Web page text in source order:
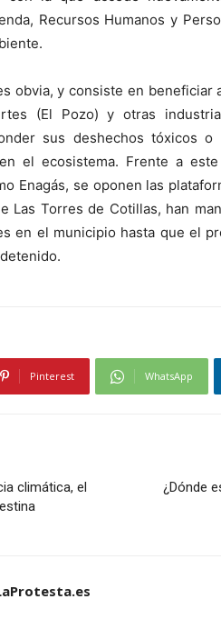
Recursos Humanos y
obvia, y consiste en beneficiar
(El Pozo) y otras
sus deshechos tóxicos o
el ecosistema. Frente a
Enagás, se oponen las
Las Torres de Cotillas, han
en el municipio hasta que el
Pinterest WhatsApp
climática, el
¿Dónde